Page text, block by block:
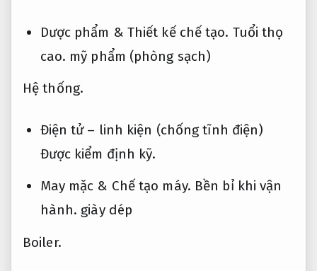
Dược phẩm & Thiết kế chế tạo. Tuổi thọ
cao. mỹ phẩm (phòng sạch)
Hệ thống.
Điện tử – linh kiện (chống tĩnh điện)
Được kiểm định kỹ.
May mặc & Chế tạo máy. Bền bỉ khi vận
hành. giày dép
Boiler.